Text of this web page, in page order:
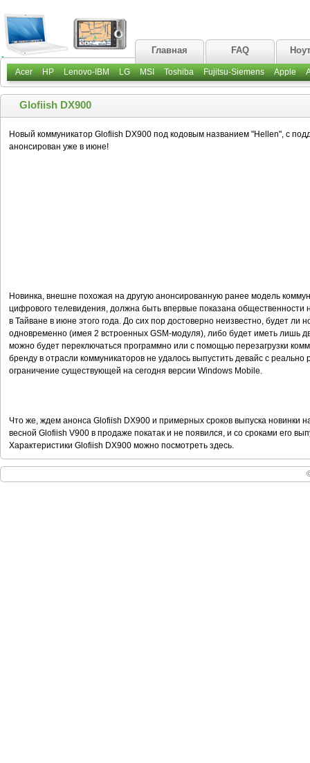
Главная FAQ
Acer HP Lenovo-IBM LG MSI Toshiba Fujitsu-Siemens Apple
Glofiish DX900
Новый коммуникатор Glofiish DX900 под кодовым названием "Hellen", с
анонсирован уже в июне!
Новинка, внешне похожая на другую анонсированную ранее модель
цифрового телевидения, должна быть впервые показана общественности
в Тайване в июне этого года. До сих пор достоверно неизвестно, будет ли
одновременно (имея 2 встроенных GSM-модуля), либо будет иметь лишь
можно будет переключаться программно или с помощью перезагрузки
бренду в отрасли коммуникаторов не удалось выпустить девайс с
ограничение существующей на сегодня версии Windows Mobile.
Что же, ждем анонса Glofiish DX900 и примерных сроков выпуска новинки
весной Glofiish V900 в продаже покатак и не появился, и со сроками его
Характеристики Glofiish DX900 можно посмотреть здесь.